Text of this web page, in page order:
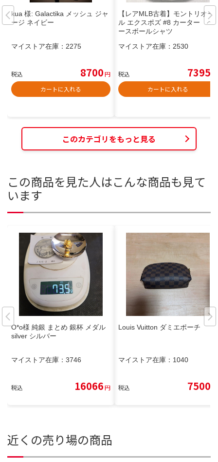
kua 様: Galactika メッシュ ジャ
ージ ネイビー
マイストア在庫： 2275
税込 8700円
カートに入れる
【レアMLB古着】モントリオー
ル エクスポズ #8 カーター ベ
ースボールシャツ
マイストア在庫： 2530
税込 7395
カートに入れる
このカテゴリをもっと見る
この商品を見た人はこんな商品も見て
います
O*o様 純銀 まとめ 銀杯 メダル
silver シルバー
マイストア在庫： 3746
税込 16066円
Louis Vuitton ダミエポーチ
マイストア在庫： 1040
税込 7500
近くの売り場の商品